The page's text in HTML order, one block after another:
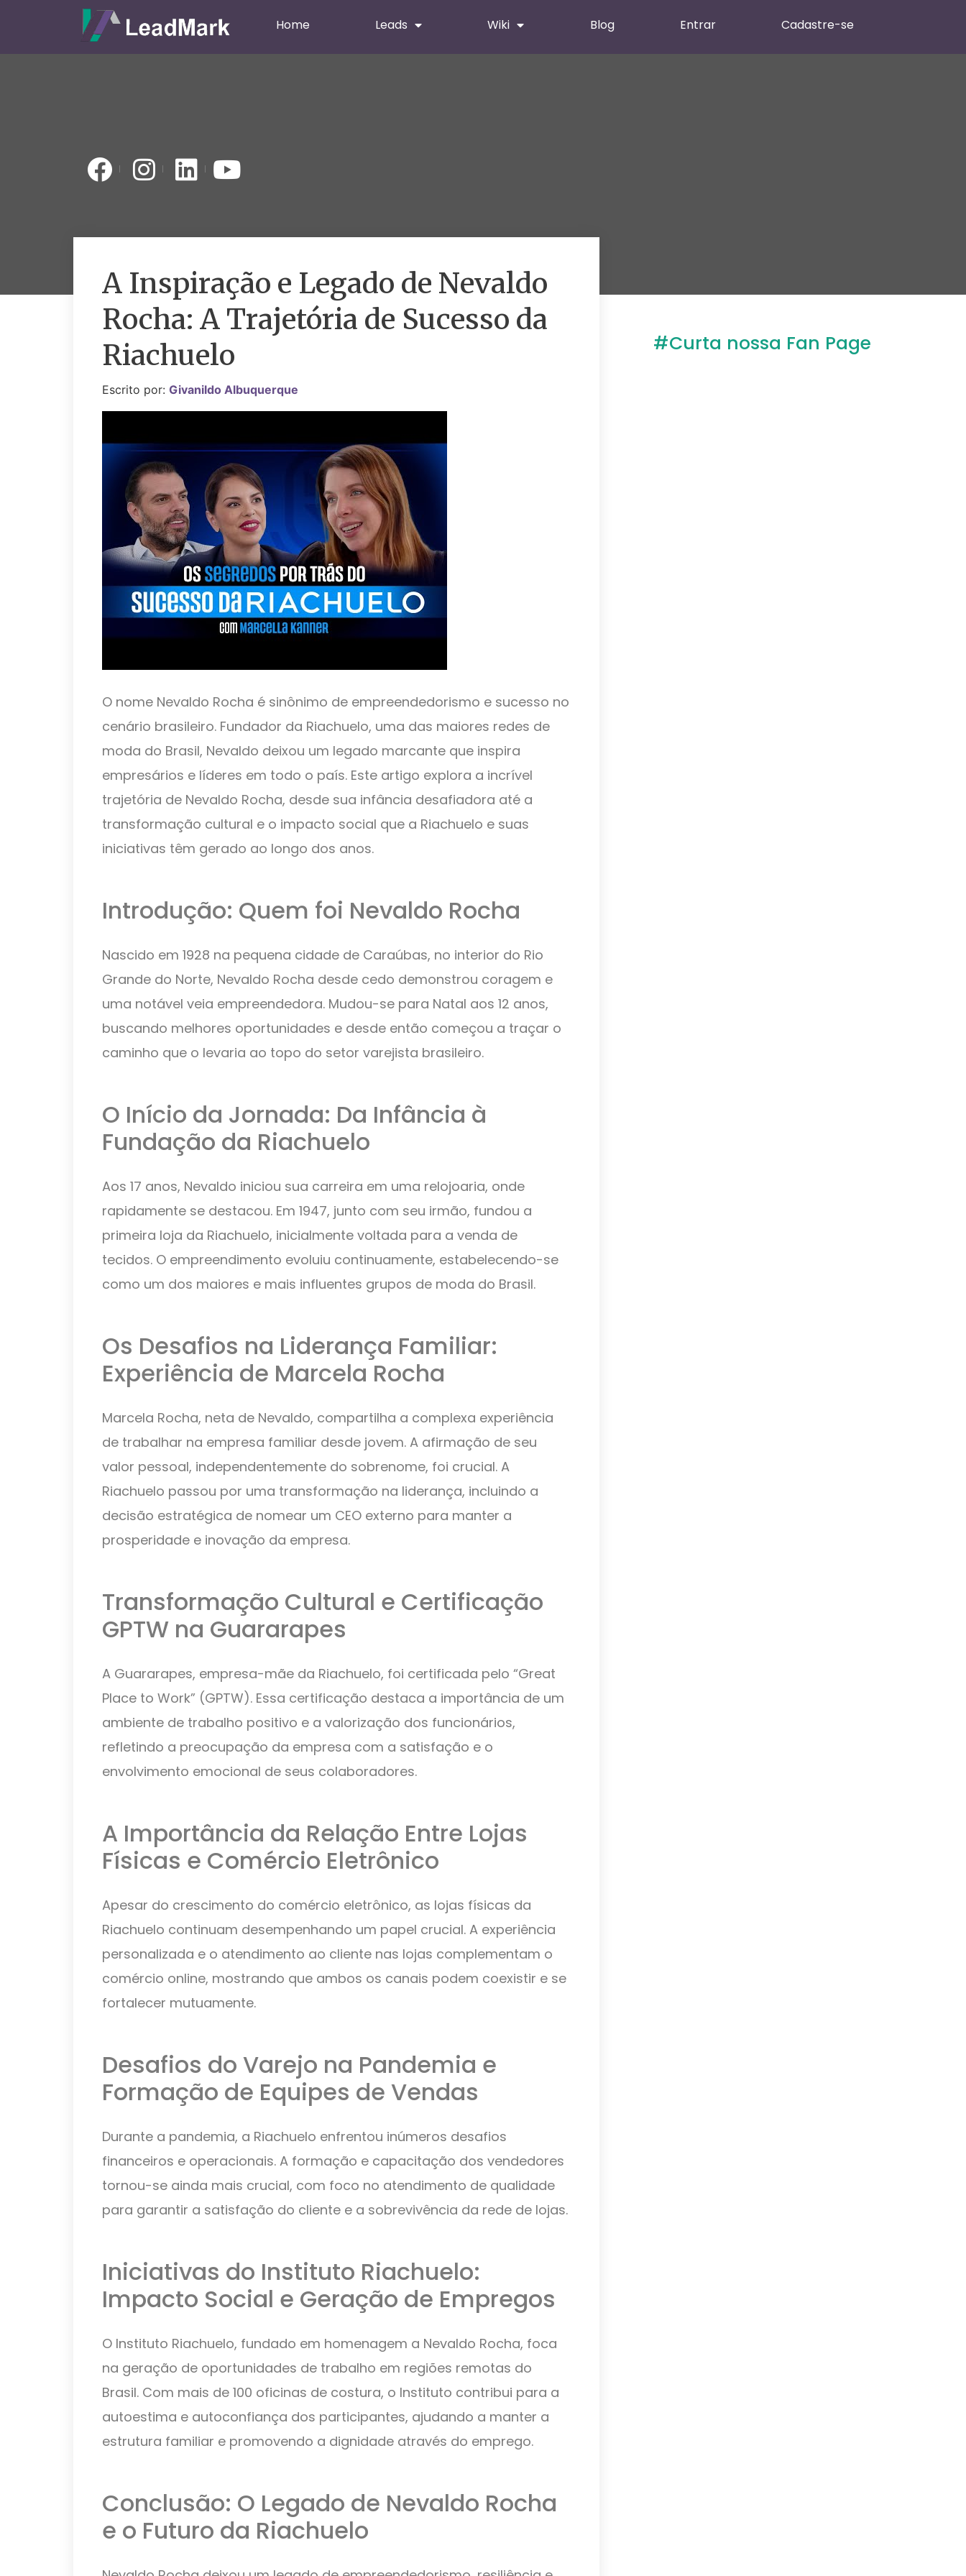
Home Leads Wiki Blog Entrar Cadastre-se
A Inspiração e Legado de Nevaldo
Rocha: A Trajetória de Sucesso da
Riachuelo
Escrito por: Givanildo Albuquerque
O nome Nevaldo Rocha é sinônimo de empreendedorismo e sucesso no
cenário brasileiro. Fundador da Riachuelo, uma das maiores redes de
moda do Brasil, Nevaldo deixou um legado marcante que inspira
empresários e líderes em todo o país. Este artigo explora a incrível
trajetória de Nevaldo Rocha, desde sua infância desafiadora até a
transformação cultural e o impacto social que a Riachuelo e suas
iniciativas têm gerado ao longo dos anos.
Introdução: Quem foi Nevaldo Rocha
Nascido em 1928 na pequena cidade de Caraúbas, no interior do Rio
Grande do Norte, Nevaldo Rocha desde cedo demonstrou coragem e
uma notável veia empreendedora. Mudou-se para Natal aos 12 anos,
buscando melhores oportunidades e desde então começou a traçar o
caminho que o levaria ao topo do setor varejista brasileiro.
O Início da Jornada: Da Infância à
Fundação da Riachuelo
Aos 17 anos, Nevaldo iniciou sua carreira em uma relojoaria, onde
rapidamente se destacou. Em 1947, junto com seu irmão, fundou a
primeira loja da Riachuelo, inicialmente voltada para a venda de
tecidos. O empreendimento evoluiu continuamente, estabelecendo-se
como um dos maiores e mais influentes grupos de moda do Brasil.
Os Desafios na Liderança Familiar:
Experiência de Marcela Rocha
Marcela Rocha, neta de Nevaldo, compartilha a complexa experiência
de trabalhar na empresa familiar desde jovem. A afirmação de seu
valor pessoal, independentemente do sobrenome, foi crucial. A
Riachuelo passou por uma transformação na liderança, incluindo a
decisão estratégica de nomear um CEO externo para manter a
prosperidade e inovação da empresa.
Transformação Cultural e Certificação
GPTW na Guararapes
A Guararapes, empresa-mãe da Riachuelo, foi certificada pelo “Great
Place to Work” (GPTW). Essa certificação destaca a importância de um
ambiente de trabalho positivo e a valorização dos funcionários,
refletindo a preocupação da empresa com a satisfação e o
envolvimento emocional de seus colaboradores.
A Importância da Relação Entre Lojas
Físicas e Comércio Eletrônico
Apesar do crescimento do comércio eletrônico, as lojas físicas da
Riachuelo continuam desempenhando um papel crucial. A experiência
personalizada e o atendimento ao cliente nas lojas complementam o
comércio online, mostrando que ambos os canais podem coexistir e se
fortalecer mutuamente.
Desafios do Varejo na Pandemia e
Formação de Equipes de Vendas
Durante a pandemia, a Riachuelo enfrentou inúmeros desafios
financeiros e operacionais. A formação e capacitação dos vendedores
tornou-se ainda mais crucial, com foco no atendimento de qualidade
para garantir a satisfação do cliente e a sobrevivência da rede de lojas.
Iniciativas do Instituto Riachuelo:
Impacto Social e Geração de Empregos
O Instituto Riachuelo, fundado em homenagem a Nevaldo Rocha, foca
na geração de oportunidades de trabalho em regiões remotas do
Brasil. Com mais de 100 oficinas de costura, o Instituto contribui para a
autoestima e autoconfiança dos participantes, ajudando a manter a
estrutura familiar e promovendo a dignidade através do emprego.
Conclusão: O Legado de Nevaldo Rocha
e o Futuro da Riachuelo
#Curta nossa Fan Page